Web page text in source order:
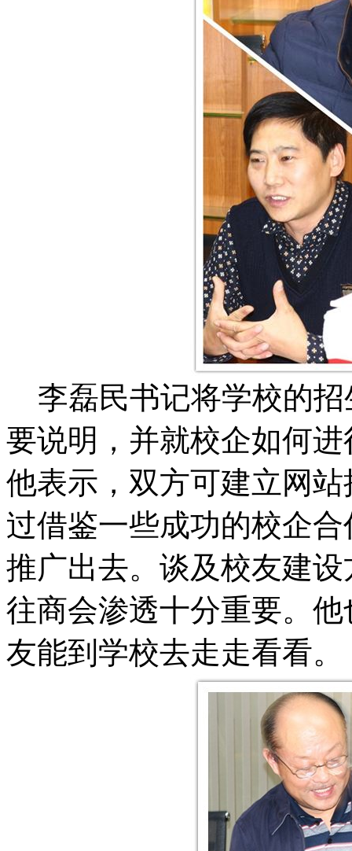
李磊民书记将学校的招
要说明，并就校企如何
他表示，双方可建立网
过借鉴一些成功的校企
推广出去。谈及校友建
往商会渗透十分重要。
友能到学校去走走看看。